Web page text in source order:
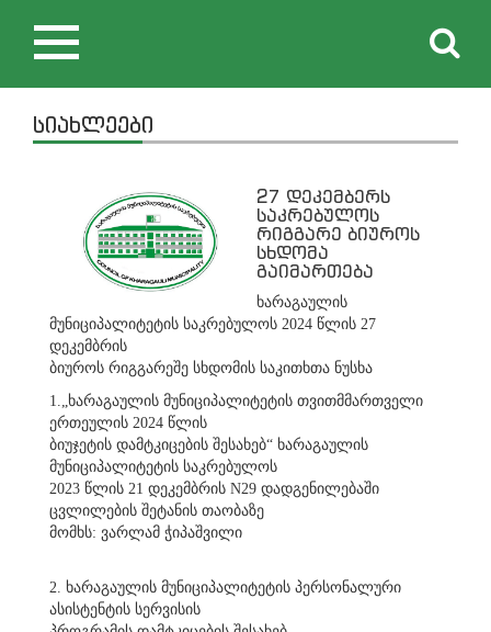
Toggle
navigation
სიახლეები
27 დეკემბერს
საკრებულოს
რიგგარე ბიუროს
სხდომა
გაიმართება
ხარაგაულის
მუნიციპალიტეტის საკრებულოს 2024 წლის 27
დეკემბრის
ბიუროს რიგგარეშე სხდომის საკითხთა ნუსხა
1.„ხარაგაულის მუნიციპალიტეტის თვითმმართველი
ერთეულის 2024 წლის
ბიუჯეტის დამტკიცების შესახებ“ ხარაგაულის
მუნიციპალიტეტის საკრებულოს
2023 წლის 21 დეკემბრის N29 დადგენილებაში
ცვლილების შეტანის თაობაზე
მომხს: ვარლამ ჭიპაშვილი
2. ხარაგაულის მუნიციპალიტეტის პერსონალური
ასისტენტის სერვისის